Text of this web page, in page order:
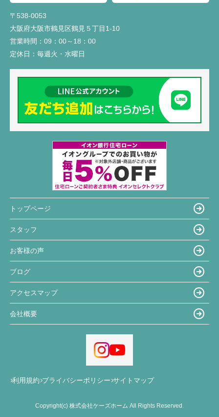
〒538-0053
大阪府大阪市鶴見区鶴見５丁目1-10
営業時間： 09：00～18：00
定休日： 毎週火・水曜日
トップページ
スタッフ
お客様の声
ブログ
アクセスマップ
会社概要
利用規約 プライバシーポリシー サイトマップ
Copyright(c) 株式会社ケーズホーム All Rights Reserved.